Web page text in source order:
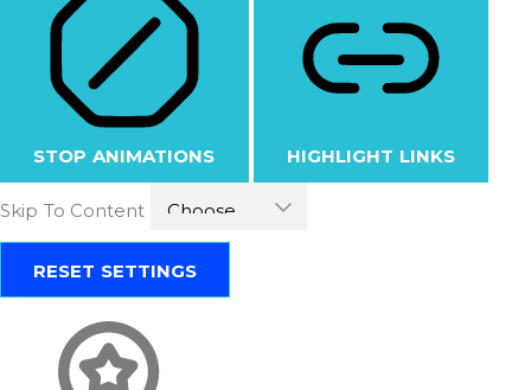
STOP ANIMATIONS HIGHLIGHT LINKS
Skip To Content
RESET SETTINGS